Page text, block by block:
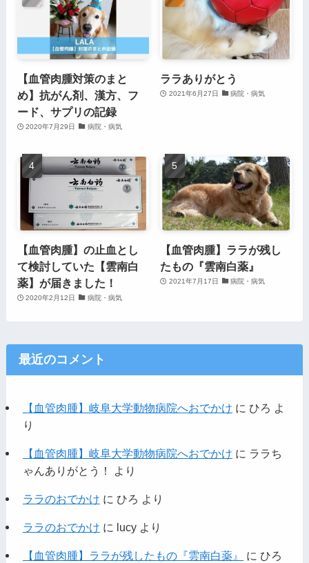
【血管肉腫対策のまと
め】抗がん剤、漢方、フ
ード、サプリの記録
2020年7月29日 病院・病気
ララありがとう
2021年6月27日 病院・病気
【血管肉腫】の止血とし
て検討していた【雲南白
薬】が届きました！
2020年2月12日 病院・病気
【血管肉腫】ララが残し
たもの『雲南白薬』
2021年7月17日 病院・病気
最近のコメント
【血管肉腫】岐阜大学動物病院へおでかけ に ひろ よ
り
【血管肉腫】岐阜大学動物病院へおでかけ に ララち
ゃんありがとう！
より
ララのおでかけ に ひろ より
ララのおでかけ に lucyより
【血管肉腫】ララが残したもの『雲南白薬』 に ひろ